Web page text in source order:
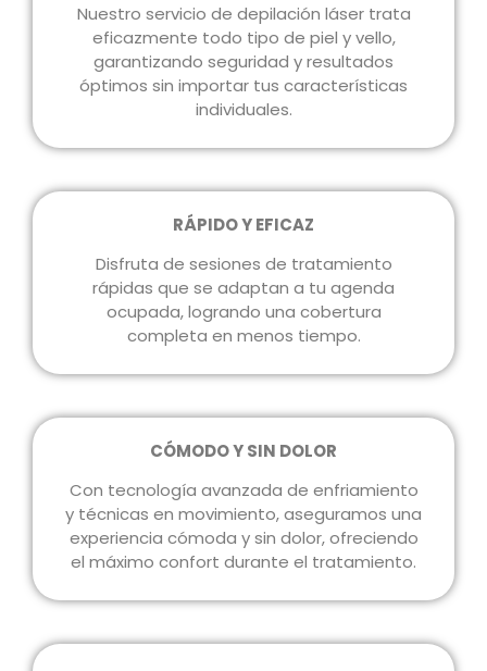
Nuestro servicio de depilación láser trata
eficazmente todo tipo de piel y vello,
garantizando seguridad y resultados
óptimos sin importar tus características
individuales.
RÁPIDO Y EFICAZ
Disfruta de sesiones de tratamiento
rápidas que se adaptan a tu agenda
ocupada, logrando una cobertura
completa en menos tiempo.
CÓMODO Y SIN DOLOR
Con tecnología avanzada de enfriamiento
y técnicas en movimiento, aseguramos una
experiencia cómoda y sin dolor, ofreciendo
el máximo confort durante el tratamiento.